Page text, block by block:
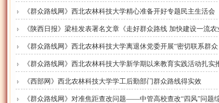
《群众路线网》西北农林科技大学精心准备开好专题民主生活会
《陕西日报》梁桂发表署名文章《走好群众路线 加快建设一流
《群众路线网》西北农林科技大学离退休党委开展“密切联系群
《群众路线网》西北农林科技大学新学期以来教育实践活动扎实
《西部网》西北农林科技大学学工后勤部门群众路线得实效
《群众路线网》对准焦距查改问题——中管高校查改“四风”问题